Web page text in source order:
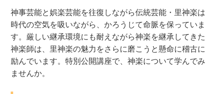
神事芸能と娯楽芸能を往復しながら伝統芸能・里神楽は
時代の空気を吸いながら、かろうじて命脈を保っていま
す。厳しい継承環境にも耐えながら神楽を継承してきた
神楽師は、里神楽の魅力をさらに磨こうと懸命に稽古に
励んでいます。特別公開講座で、神楽について学んでみ
ませんか。